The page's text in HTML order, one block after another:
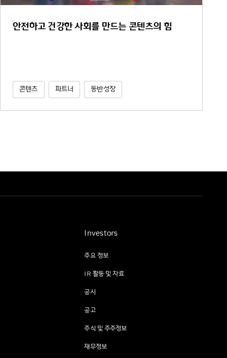
안전하고 건강한 사회를 만드는 콘텐츠의 힘
콘텐츠 파트너 동반성장
Investors
주요 정보
IR 활동 및 자료
공시
공고
주식 및 주주정보
재무정보